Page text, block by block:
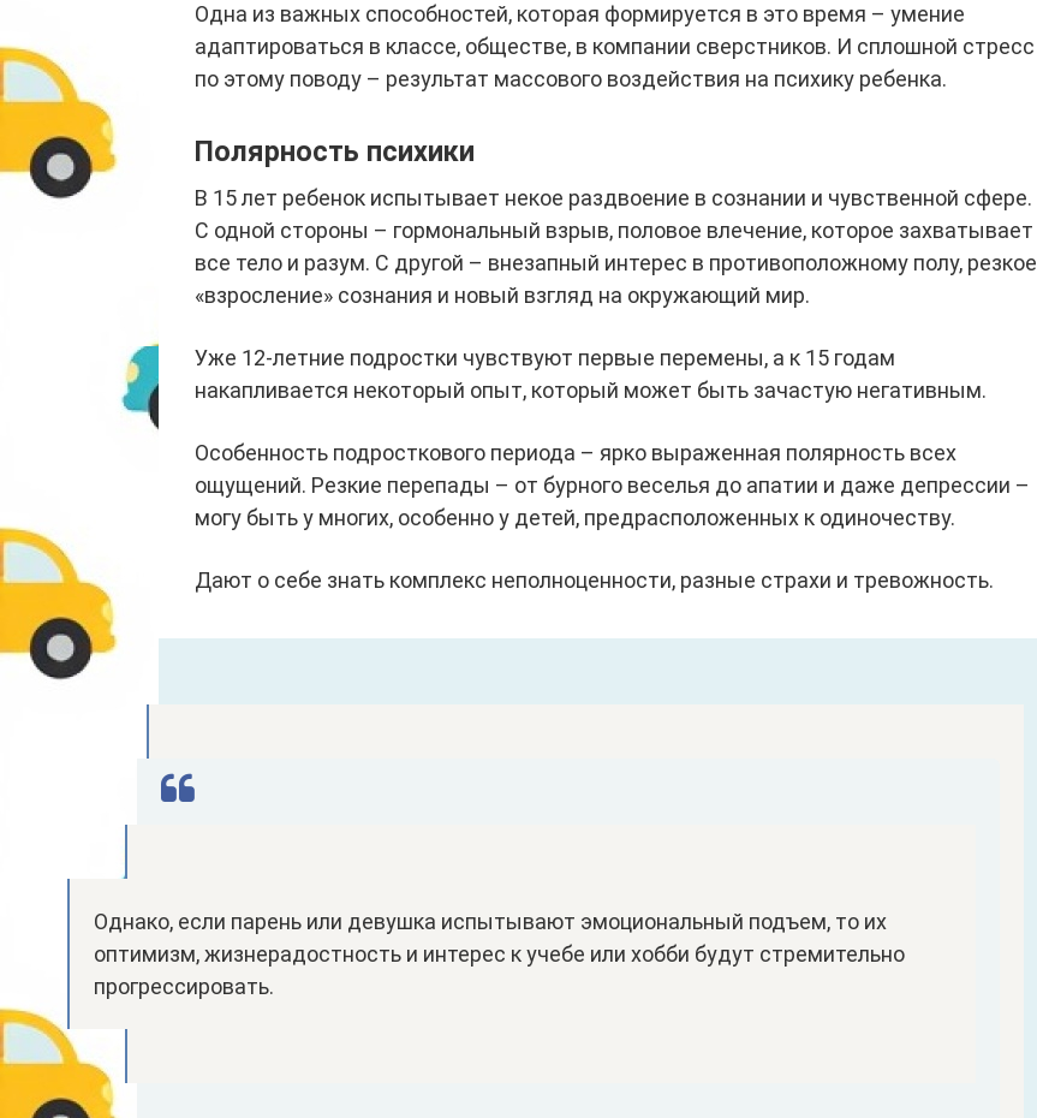
Одна из важных способностей, которая формируется в это время – умение
адаптироваться в классе, обществе, в компании сверстников. И сплошной стресс
по этому поводу – результат массового воздействия на психику ребенка.
Полярность психики
В 15 лет ребенок испытывает некое раздвоение в сознании и чувственной сфере.
С одной стороны – гормональный взрыв, половое влечение, которое захватывает
все тело и разум. С другой – внезапный интерес в противоположному полу, резкое
«взросление» сознания и новый взгляд на окружающий мир.
Уже 12-летние подростки чувствуют первые перемены, а к 15 годам
накапливается некоторый опыт, который может быть зачастую негативным.
Особенность подросткового периода – ярко выраженная полярность всех
ощущений. Резкие перепады – от бурного веселья до апатии и даже депрессии –
могу быть у многих, особенно у детей, предрасположенных к одиночеству.
Дают о себе знать комплекс неполноценности, разные страхи и тревожность.
Однако, если парень или девушка испытывают эмоциональный подъем, то их
оптимизм, жизнерадостность и интерес к учебе или хобби будут стремительно
прогрессировать.